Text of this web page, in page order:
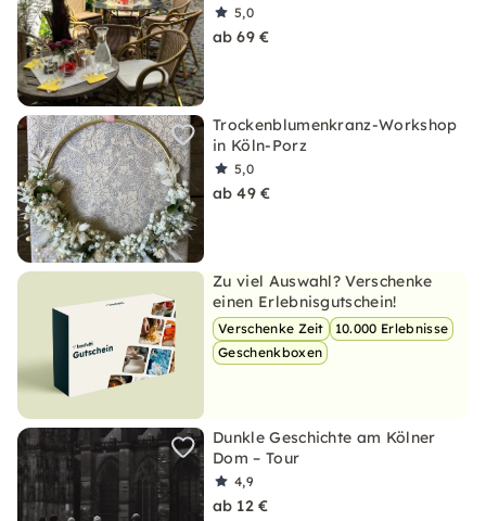
5,0
ab 69 €
Trockenblumenkranz-Workshop
in Köln-Porz
5,0
ab 49 €
Zu viel Auswahl? Verschenke
einen Erlebnisgutschein!
Verschenke Zeit
10.000 Erlebnisse
Geschenkboxen
Dunkle Geschichte am Kölner
Dom – Tour
4,9
ab 12 €